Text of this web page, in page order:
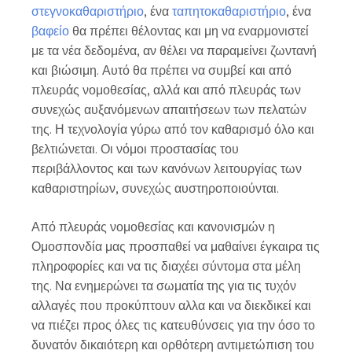
στεγνοκαθαριστήριο, ένα ταπητοκαθαριστήριο, ένα
βαφείο θα πρέπει θέλοντας και μη να εναρμονιστεί
με τα νέα δεδομένα, αν θέλει να παραμείνει ζωντανή
και βιώσιμη. Αυτό θα πρέπει να συμβεί και από
πλευράς νομοθεσίας, αλλά και από πλευράς των
συνεχώς αυξανόμενων απαιτήσεων των πελατών
της. Η τεχνολογία γύρω από τον καθαρισμό όλο και
βελτιώνεται. Οι νόμοι προστασίας του
περιβάλλοντος και των κανόνων λειτουργίας των
καθαριστηρίων, συνεχώς αυστηροποιούνται.
Από πλευράς νομοθεσίας και κανονισμών η
Ομοσπονδία μας προσπαθεί να μαθαίνει έγκαιρα τις
πληροφορίες και να τις διαχέει σύντομα στα μέλη
της. Να ενημερώνει τα σωματία της για τις τυχόν
αλλαγές που προκύπτουν αλλα και να διεκδικεί και
να πιέζει προς όλες τις κατευθύνσεις για την όσο το
δυνατόν δικαιότερη και ορθότερη αντιμετώπιση του